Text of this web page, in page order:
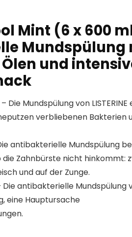
Mint (6 x 600
Mundspülung
und
Mundspülung von
verbliebenen Bakterien
antibakterielle Mundspülung
Zahnbürste nicht hinkommt:
und auf der Zunge.
antibakterielle Mundspülung
eine Hauptursache